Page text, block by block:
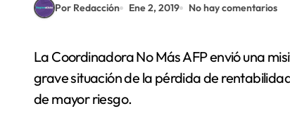
Por Redacción Ene 2, 2019 No hay comentarios
La Coordinadora No Más AFP envió una misiva a los diputados y senadores del país, advirtiendo la
grave situación de la pérdida de
de mayor riesgo.